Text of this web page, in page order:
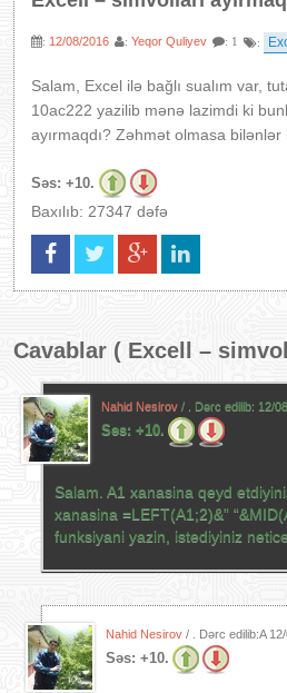
: 12/08/2016 : Yeqor Quliyev : 1 :
Salam, Excel ilə bağlı sualım var,
10ac222 yazilib mənə lazimdi ki
ayırmaqdı? Zəhmət olmasa bilənlər
Səs: +10.
Baxılıb: 27347 dəfə
Cavablar ( Excell –
Nahid Nesirov / . Dərc edilib: 12/
Səs: +10.
Salam. A1 xanasina qeyd
xanasina =LEFT(A1;2)&”
funksiyani yazin, istediyiniz
Nahid Nesirov / . Dərc edilib:A
Səs: +10.